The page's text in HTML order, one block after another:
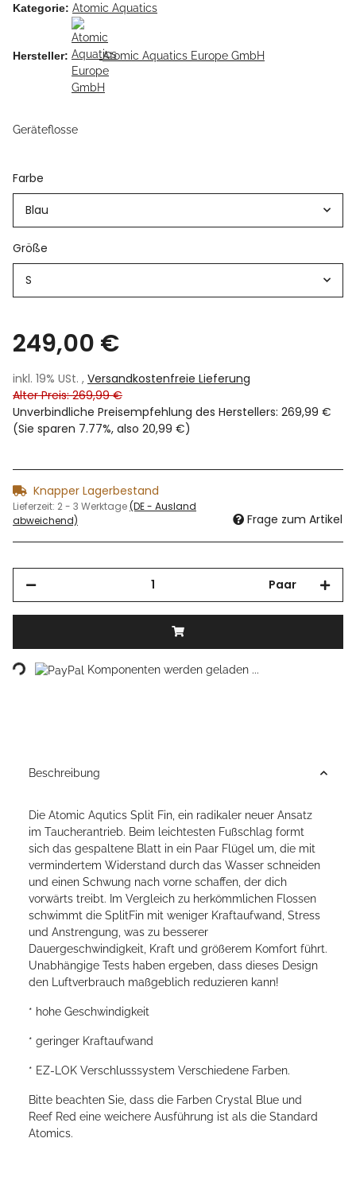
Kategorie: Atomic Aquatics
Hersteller: Atomic Aquatics Europe GmbH
Geräteflosse
Farbe
Blau
Größe
S
249,00 €
inkl. 19% USt. , Versandkostenfreie Lieferung
Alter Preis: 269,99 €
Unverbindliche Preisempfehlung des Herstellers: 269,99 €
(Sie sparen 7.77%, also 20,99 €)
Knapper Lagerbestand
Lieferzeit: 2 - 3 Werktage(DE - Ausland
abweichend)
Frage zum Artikel
Paar
Komponenten werden geladen ...
Beschreibung
Die Atomic Aqutics Split Fin, ein radikaler neuer Ansatz
im Taucherantrieb. Beim leichtesten Fußschlag formt
sich das gespaltene Blatt in ein Paar Flügel um, die mit
vermindertem Widerstand durch das Wasser schneiden
und einen Schwung nach vorne schaffen, der dich
vorwärts treibt. Im Vergleich zu herkömmlichen Flossen
schwimmt die SplitFin mit weniger Kraftaufwand, Stress
und Anstrengung, was zu besserer
Dauergeschwindigkeit, Kraft und größerem Komfort führt.
Unabhängige Tests haben ergeben, dass dieses Design
den Luftverbrauch maßgeblich reduzieren kann!
* hohe Geschwindigkeit
* geringer Kraftaufwand
* EZ-LOK Verschlusssystem Verschiedene Farben.
Bitte beachten Sie, dass die Farben Crystal Blue und
Reef Red eine weichere Ausführung ist als die Standard
Atomics.